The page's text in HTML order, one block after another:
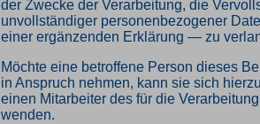
der Zwecke der Verarbeitung, die
unvollständiger personenbezogener
einer ergänzenden Erklärung — zu
Möchte eine betroffene Person dieses
in Anspruch nehmen, kann sie sich
einen Mitarbeiter des für die
wenden.